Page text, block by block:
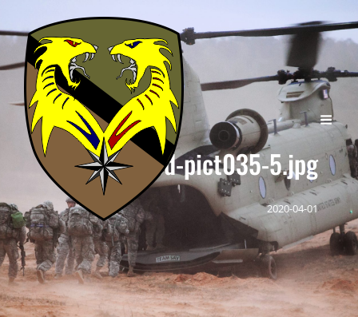
cropped-pict035-5.jpg
2020-04-01